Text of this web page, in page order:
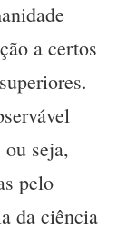
a certos
seja,
pelo
da ciência